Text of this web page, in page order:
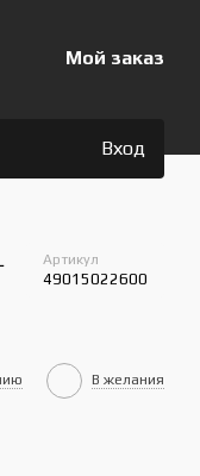
Мой заказ
Вход
Артикул
49015022600
В желания